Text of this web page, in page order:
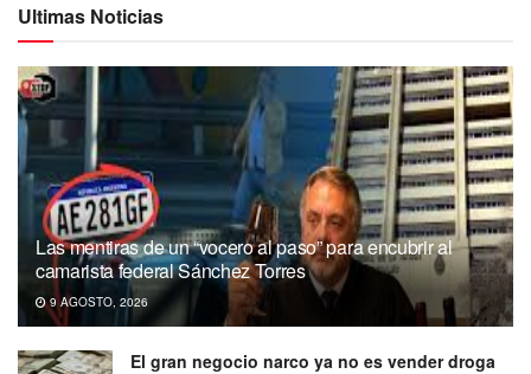
Ultimas Noticias
Las mentiras de un “vocero al paso” para encubrir al
camarista federal Sánchez Torres
9 AGOSTO, 2026
El gran negocio narco ya no es vender droga